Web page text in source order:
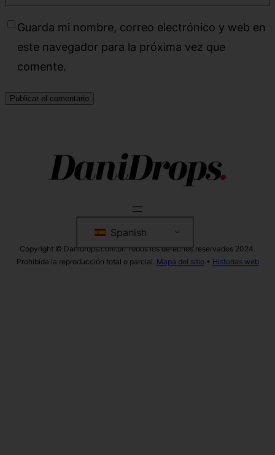
Guarda mi nombre, correo electrónico y web en
este navegador para la próxima vez que
comente.
Spanish
Copyright © Danidrops.com.br. Todos los derechos reservados 2024.
Prohibida la reproducción total o parcial. Mapa del sitio• Historias web